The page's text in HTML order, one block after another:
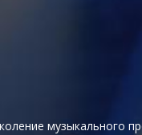
музыкального